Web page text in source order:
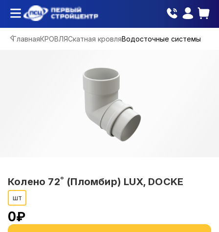
ГлавнаяКРОВЛЯСкатная кровляВодосточные системы
Колено 72˚ (Пломбир) LUX, DOCKE
шт
0₽